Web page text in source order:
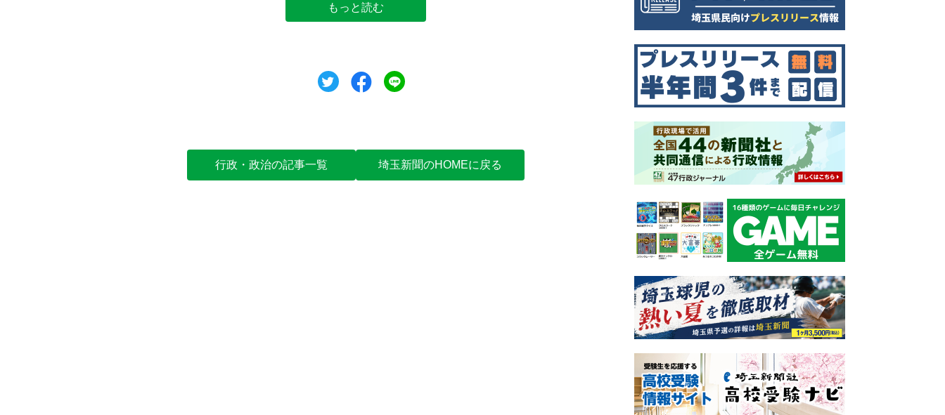
もっと読む
ツイートシェア
行政・政治の記事一覧 埼玉新聞のHOMEに戻る